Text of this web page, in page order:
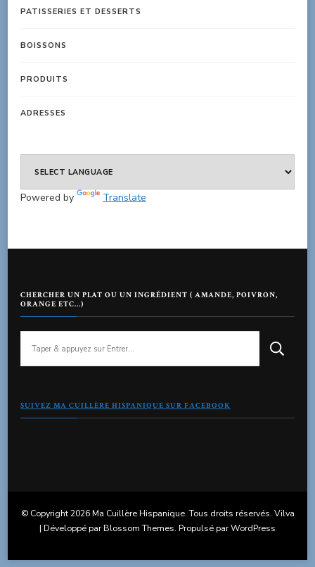
PATISSERIES ET DESSERTS
BOISSONS
PRODUITS
ADRESSES
Powered by Translate
CHERCHER UN PLAT OU UN INGRÉDIENT ( AMANDE, POIVRON,
ORANGE ETC…)
recherchiez
?
SUIVEZ MA CUILLÈRE HISPANIQUE SUR FACEBOOK
© Copyright 2026Ma Cuillère Hispanique. Tous droits réservés. Vilva
| Développé parBlossom Themes. Propulsé parWordPress